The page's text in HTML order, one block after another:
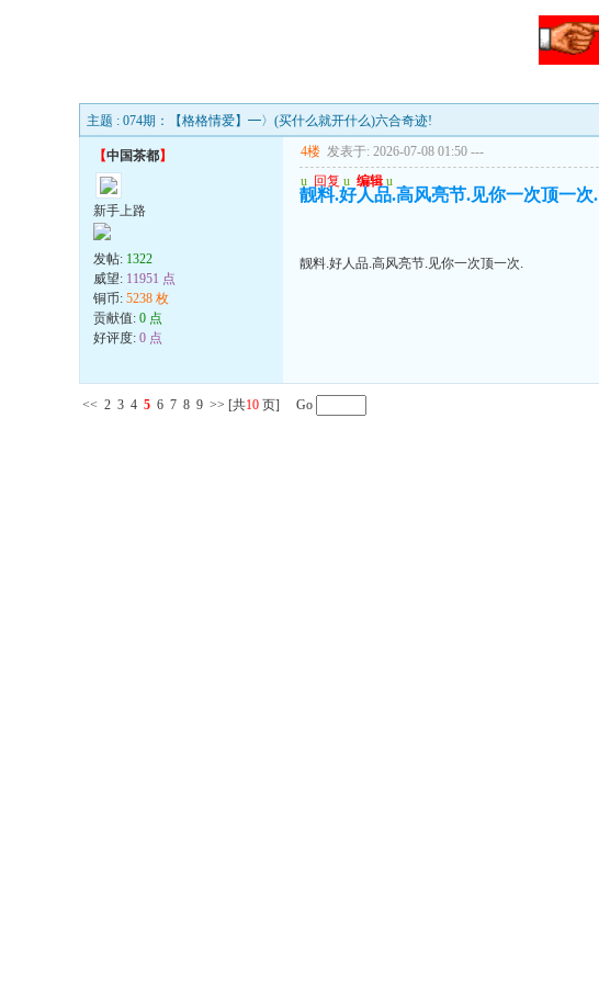
主题 : 074期：【格格情爱】━〉(买什么就开什么)六合奇迹!
【中国茶都】
新手上路
发帖: 1322
威望: 11951 点
铜币: 5238 枚
贡献值: 0 点
好评度: 0 点
4楼 发表于: 2026-07-08 01:50 ---
u 回复 u 编辑 u
靓料.好人品.高风亮节.见你一次顶一次.
靓料.好人品.高风亮节.见你一次顶一次.
<< 2 3 4 5 6 7 8 9 >> [共10 页] Go